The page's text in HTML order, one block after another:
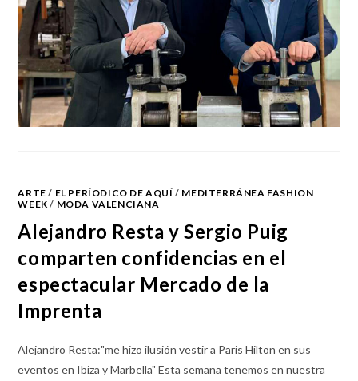
ARTE / EL PERÍODICO DE AQUÍ / MEDITERRÁNEA FASHION
WEEK / MODA VALENCIANA
Alejandro Resta y Sergio Puig
comparten confidencias en el
espectacular Mercado de la
Imprenta
Alejandro Resta:"me hizo ilusión vestir a Paris Hilton en sus
eventos en Ibiza y Marbella" Esta semana tenemos en nuestra